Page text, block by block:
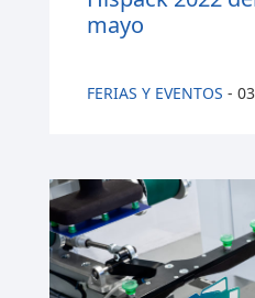
mayo
FERIAS Y EVENTOS -